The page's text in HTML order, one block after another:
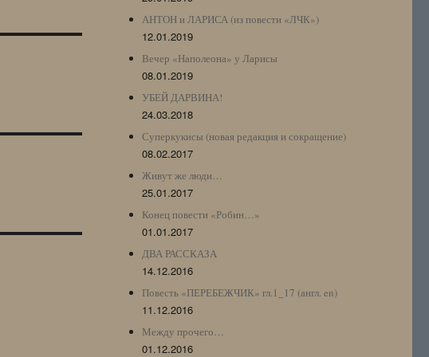
АНТОН и ЛАРИСА (из повести «ЛЧК»)
12.01.2019
Вечер «Наполеона» у Ларисы
08.01.2019
УБЕЙ ДАРВИНА!
24.03.2018
Суперкукисы (новая редакция и сокращение)
08.02.2017
Живут же люди…
25.01.2017
Конец повести «Робин…»
01.01.2017
ДВА РАССКАЗА
14.12.2016
Повесть «ПЕРЕБЕЖЧИК» гл.1_17 (англ. en)
11.12.2016
Между прочего…
01.12.2016